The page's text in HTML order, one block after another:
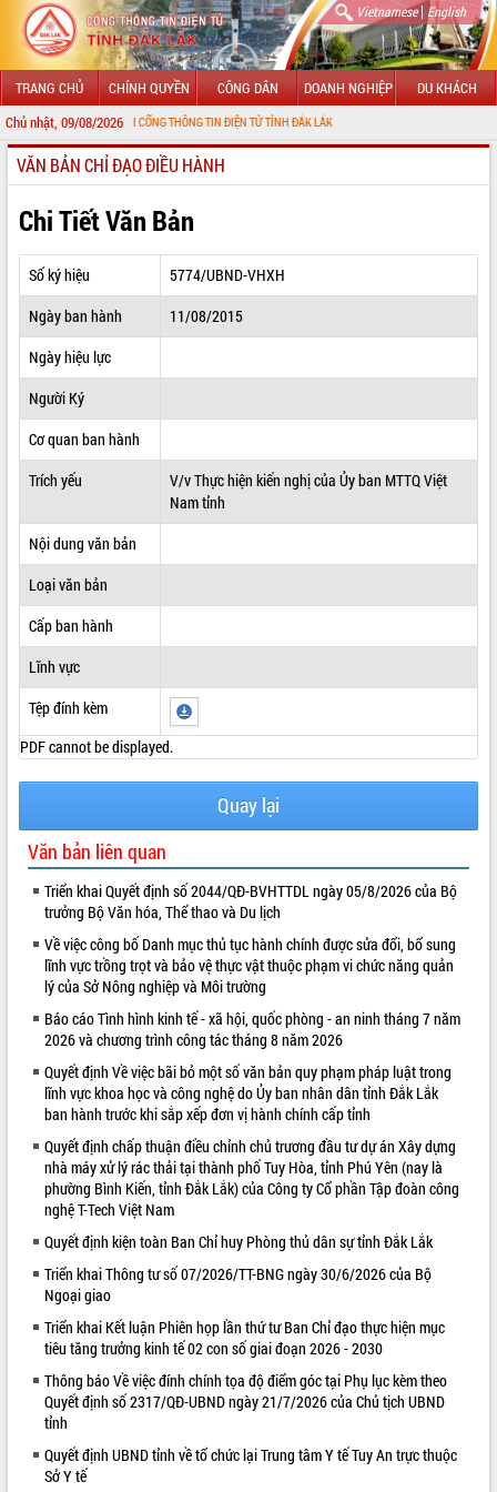
Vietnamese| English
TRANG CHỦ CHÍNH QUYỀN CÔNG DÂN DOANH NGHIỆP DU KHÁCH
Chủ nhật, 09/08/2026
ĐẾN VỚI CỔNG THÔNG TIN ĐIỆN TỬ TỈNH ĐẮK LẮK
GIỚI THIỆU
LÃNH ĐẠO UBND TỈNH
TIN TỨC SỰ KIỆN
SỞ, BAN, NGÀNH
THÔNG TIN CHỈ ĐẠO ĐIỀU HÀNH
HỆ THỐNG VĂN BẢN
VĂN BẢN HĐND TỈNH
ĐIỂM TIN VĂN BẢN
VIDEO
Trailer Lễ hội Sầu riêng Đắk Lắk năm
2026
Khám bệnh, cấp phát thuốc miễn phí
và tặng quà người dân xã Cư Pui
Hội nghị UBND tỉnh Đắk Lắk thường kỳ
Lễ truy tặng danh hiệu “Bà Mẹ Việt
Nam Anh hùng” và trao Huân chương
UBND tỉnh Đắk Lắk triển khai nhiệm
ALBUM ẢNH
VĂN BẢN CHỈ ĐẠO ĐIỀU HÀNH
Chi Tiết Văn Bản
Số ký hiệu
5774/UBND-VHXH
Ngày ban hành
11/08/2015
Ngày hiệu lực
Người Ký
Cơ quan ban hành
Trích yếu
V/v Thực hiện kiến nghị của Ủy ban MTTQ Việt
Nam tỉnh
Nội dung văn bản
Loại văn bản
Cấp ban hành
Lĩnh vực
Tệp đính kèm
PDF cannot be displayed.
Quay lại
Văn bản liên quan
Triển khai Quyết định số 2044/QĐ-BVHTTDL ngày 05/8/2026 của Bộ
trưởng Bộ Văn hóa, Thể thao và Du lịch
Về việc công bố Danh mục thủ tục hành chính được sửa đổi, bổ sung
lĩnh vực trồng trọt và bảo vệ thực vật thuộc phạm vi chức năng quản
lý của Sở Nông nghiệp và Môi trường
Báo cáo Tình hình kinh tế - xã hội, quốc phòng - an ninh tháng 7 năm
2026 và chương trình công tác tháng 8 năm 2026
Quyết định Về việc bãi bỏ một số văn bản quy phạm pháp luật trong
lĩnh vực khoa học và công nghệ do Ủy ban nhân dân tỉnh Đắk Lắk
ban hành trước khi sắp xếp đơn vị hành chính cấp tỉnh
Quyết định chấp thuận điều chỉnh chủ trương đầu tư dự án Xây dựng
nhà máy xử lý rác thải tại thành phố Tuy Hòa, tỉnh Phú Yên (nay là
phường Bình Kiến, tỉnh Đắk Lắk) của Công ty Cổ phần Tập đoàn công
nghệ T-Tech Việt Nam
Quyết định kiện toàn Ban Chỉ huy Phòng thủ dân sự tỉnh Đắk Lắk
Triển khai Thông tư số 07/2026/TT-BNG ngày 30/6/2026 của Bộ
Ngoại giao
Triển khai Kết luận Phiên họp lần thứ tư Ban Chỉ đạo thực hiện mục
tiêu tăng trưởng kinh tế 02 con số giai đoạn 2026 - 2030
Thông báo Về việc đính chính tọa độ điểm góc tại Phụ lục kèm theo
Quyết định số 2317/QĐ-UBND ngày 21/7/2026 của Chủ tịch UBND
tỉnh
Quyết định UBND tỉnh về tổ chức lại Trung tâm Y tế Tuy An trực thuộc
Sở Y tế